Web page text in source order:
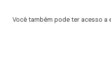
Você também pode ter acesso a